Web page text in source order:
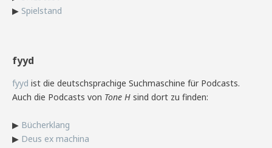
▶ Spielstand
fyyd
fyyd ist die deutschsprachige Suchmaschine für Podcasts.
Auch die Podcasts von Tone H sind dort zu finden:
▶ Bücherklang
▶ Deus ex machina